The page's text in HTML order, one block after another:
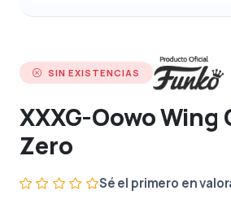
SIN EXISTENCIAS
XXXG-Oowo Wing
Zero
Sé el primero en